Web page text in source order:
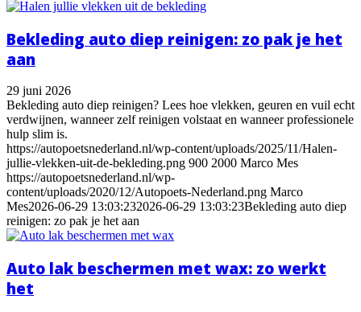
Bekleding auto diep reinigen: zo pak je het
aan
29 juni 2026
Bekleding auto diep reinigen? Lees hoe vlekken, geuren en vuil echt
verdwijnen, wanneer zelf reinigen volstaat en wanneer professionele
hulp slim is.
https://autopoetsnederland.nl/wp-content/uploads/2025/11/Halen-
jullie-vlekken-uit-de-bekleding.png 900 2000 Marco Mes
https://autopoetsnederland.nl/wp-
content/uploads/2020/12/Autopoets-Nederland.png Marco
Mes2026-06-29 13:03:232026-06-29 13:03:23Bekleding auto diep
reinigen: zo pak je het aan
Auto lak beschermen met wax: zo werkt
het